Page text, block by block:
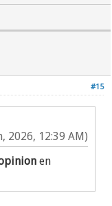
#15
2026, 12:39 AM)
en